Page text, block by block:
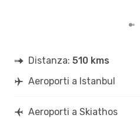
Distanza: 510 kms
Aeroporti a Istanbul
Aeroporti a Skiathos